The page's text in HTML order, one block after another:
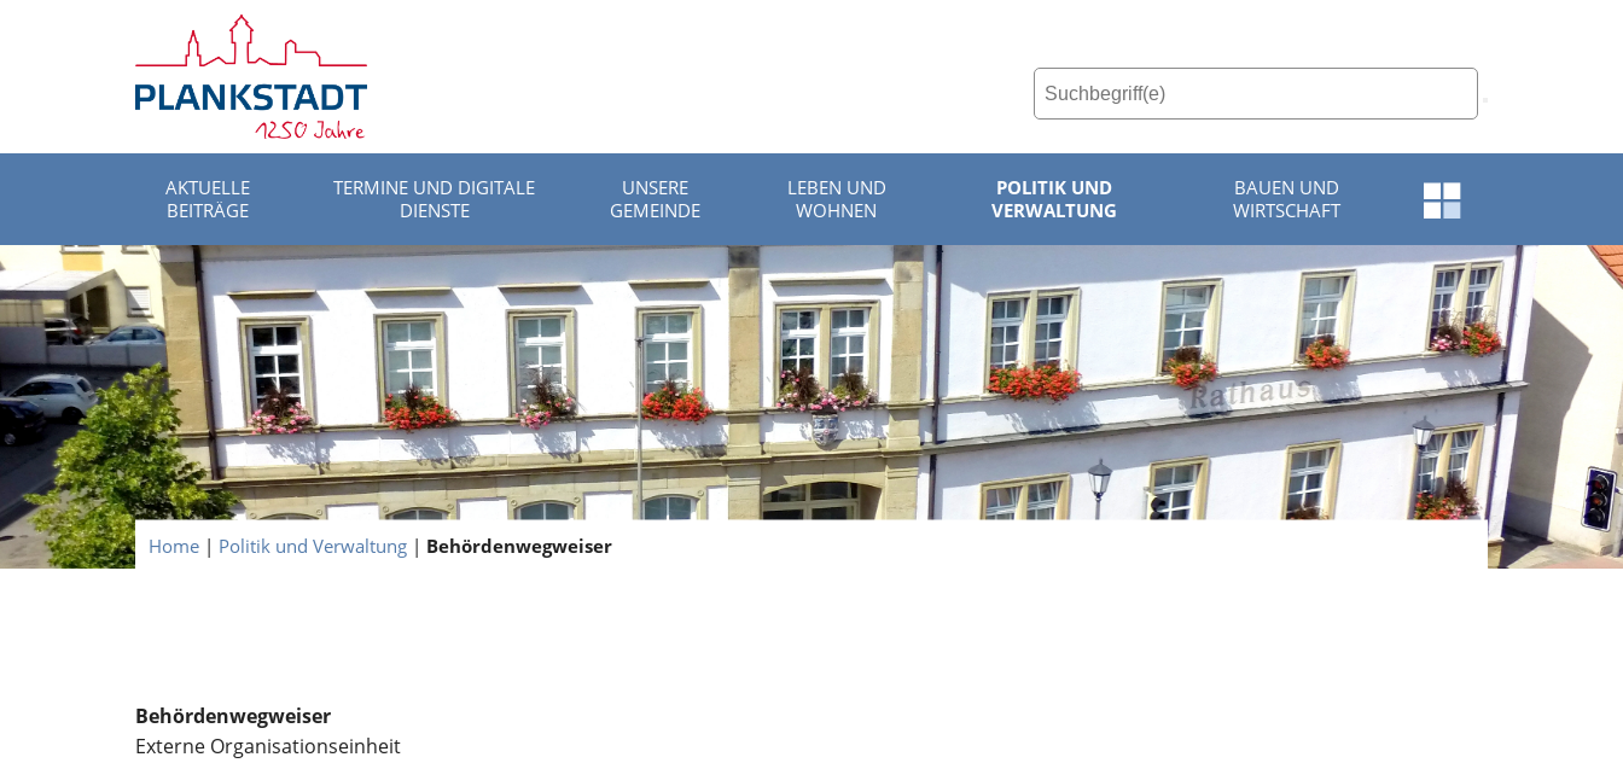
AKTUELLE
BEITRÄGE
TERMINE UND DIGITALE
DIENSTE
UNSERE
GEMEINDE
LEBEN UND
WOHNEN
POLITIK UND
VERWALTUNG
BAUEN UND
WIRTSCHAFT
Schnellzugriff-
Menü
öffnen
Home | Politik und Verwaltung | Behördenwegweiser
Behördenwegweiser
Externe Organisationseinheit